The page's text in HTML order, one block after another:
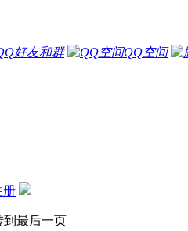
好友和群 QQ空间
册
到最后一页